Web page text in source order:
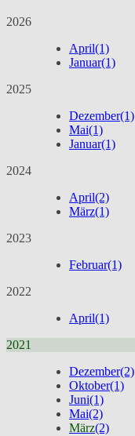
2026
April(1)
Januar(1)
2025
Dezember(1)
Mai(1)
Januar(1)
2024
April(2)
März(1)
2023
Februar(1)
2022
April(1)
2021
Dezember(2)
Oktober(1)
Juni(1)
Mai(2)
März(2)